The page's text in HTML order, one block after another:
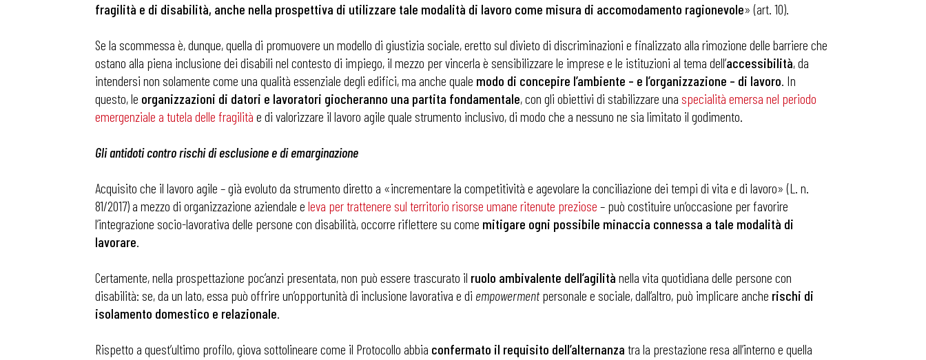
fragilità e di disabilità, anche nella prospettiva di utilizzare tale modalità di lavoro come misura di accomodamento ragionevole» (art. 10).
Se la scommessa è, dunque, quella di promuovere un modello di giustizia sociale, eretto sul divieto di discriminazioni e finalizzato alla rimozione delle barriere che
ostano alla piena inclusione dei disabili nel contesto di impiego, il mezzo per vincerla è sensibilizzare le imprese e le istituzioni al tema dell’accessibilità, da
intendersi non solamente come una qualità essenziale degli edifici, ma anche quale modo di concepire l’ambiente – e l’organizzazione – di lavoro. In
questo, le organizzazioni di datori e lavoratori giocheranno una partita fondamentale, con gli obiettivi di stabilizzare una specialità emersa nel periodo
emergenziale a tutela delle fragilità e di valorizzare il lavoro agile quale strumento inclusivo, di modo che a nessuno ne sia limitato il godimento.
Gli antidoti contro rischi di esclusione e di emarginazione
Acquisito che il lavoro agile – già evoluto da strumento diretto a «incrementare la competitività e agevolare la conciliazione dei tempi di vita e di lavoro» (L. n.
81/2017) a mezzo di organizzazione aziendale e leva per trattenere sul territorio risorse umane ritenute preziose – può costituire un’occasione per favorire
l’integrazione socio-lavorativa delle persone con disabilità, occorre riflettere su come mitigare ogni possibile minaccia connessa a tale modalità di
lavorare.
Certamente, nella prospettazione poc’anzi presentata, non può essere trascurato il ruolo ambivalente dell’agilità nella vita quotidiana delle persone con
disabilità: se, da un lato, essa può offrire un’opportunità di inclusione lavorativa e di empowermentpersonale e sociale, dall’altro, può implicare anche rischi di
isolamento domestico e relazionale.
Rispetto a quest’ultimo profilo, giova sottolineare come il Protocollo abbia confermato il requisito dell’alternanza tra la prestazione resa all’interno e quella